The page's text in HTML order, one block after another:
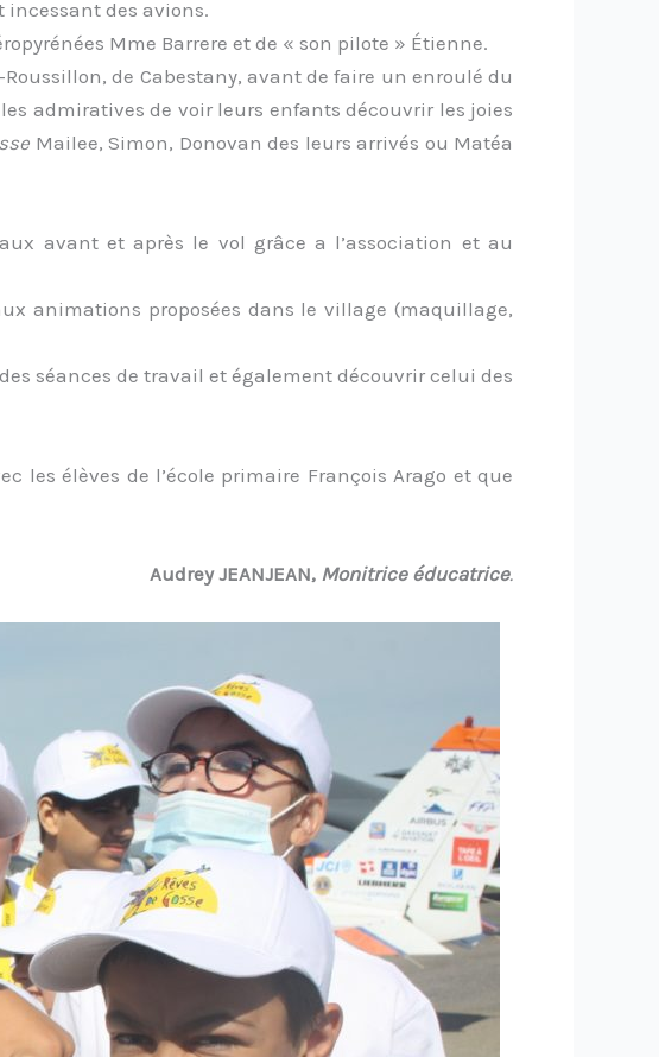
incessant des avions.
Mme Barrere et de « son pilote » Étienne.
de Cabestany, avant de faire un enroulé du
admiratives de voir leurs enfants découvrir les joies
Mailee, Simon, Donovan des leurs arrivés ou Matéa
avant et après le vol grâce a l’association et au
animations proposées dans le village (maquillage,
séances de travail et également découvrir celui des
les élèves de l’école primaire François Arago et que
Audrey JEANJEAN, Monitrice éducatrice.